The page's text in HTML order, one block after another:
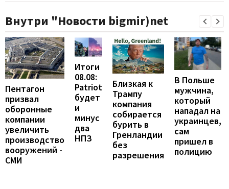
Внутри "Новости bigmir)net
Пентагон
призвал
оборонные
компании
увеличить
производство
вооружений -
СМИ
Итоги
08.08:
Patriot
будет
и
минус
два
НПЗ
Близкая к
Трампу
компания
собирается
бурить в
Гренландии
без
разрешения
В Польше
мужчина,
который
нападал на
украинцев,
сам
пришел в
полицию